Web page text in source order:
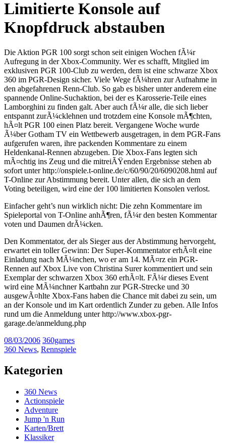
Limitierte Konsole auf
Knopfdruck abstauben
Die Aktion PGR 100 sorgt schon seit einigen Wochen fÃ¼r
Aufregung in der Xbox-Community. Wer es schafft, Mitglied im
exklusiven PGR 100-Club zu werden, dem ist eine schwarze Xbox
360 im PGR-Design sicher. Viele Wege fÃ¼hren zur Aufnahme in
den abgefahrenen Renn-Club. So gab es bisher unter anderem eine
spannende Online-Suchaktion, bei der es Karosserie-Teile eines
Lamborghini zu finden galt. Aber auch fÃ¼r alle, die sich lieber
entspannt zurÃ¼cklehnen und trotzdem eine Konsole mÃ¶chten,
hÃ¤lt PGR 100 einen Platz bereit. Vergangene Woche wurde
Ã¼ber Gotham TV ein Wettbewerb ausgetragen, in dem PGR-Fans
aufgerufen waren, ihre packenden Kommentare zu einem
Heldenkanal-Rennen abzugeben. Die Xbox-Fans legten sich
mÃ¤chtig ins Zeug und die mitreiÃŸenden Ergebnisse stehen ab
sofort unter http://onspiele.t-online.de/c/60/90/20/6090208.html auf
T-Online zur Abstimmung bereit. Unter allen, die sich an dem
Voting beteiligen, wird eine der 100 limitierten Konsolen verlost.
Einfacher geht’s nun wirklich nicht: Die zehn Kommentare im
Spieleportal von T-Online anhÃ¶ren, fÃ¼r den besten Kommentar
voten und Daumen drÃ¼cken.
Den Kommentator, der als Sieger aus der Abstimmung hervorgeht,
erwartet ein toller Gewinn: Der Super-Kommentator erhÃ¤lt eine
Einladung nach MÃ¼nchen, wo er am 14. MÃ¤rz ein PGR-
Rennen auf Xbox Live von Christina Surer kommentiert und sein
Exemplar der schwarzen Xbox 360 erhÃ¤lt. FÃ¼r dieses Event
wird eine MÃ¼nchner Kartbahn zur PGR-Strecke und 30
ausgewÃ¤hlte Xbox-Fans haben die Chance mit dabei zu sein, um
an der Konsole und im Kart ordentlich Zunder zu geben. Alle Infos
rund um die Anmeldung unter http://www.xbox-pgr-
garage.de/anmeldung.php
08/03/2006 360games
360 News, Rennspiele
Kategorien
360 News
Actionspiele
Adventure
Jump 'n Run
Karten/Brett
Klassiker